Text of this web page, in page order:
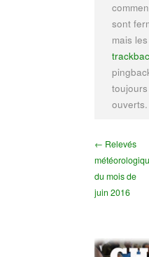
sont
mais les
toujours
ouverts.
← Relevés
du mois de
juin 2016